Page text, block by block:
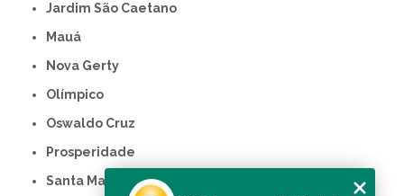
Jardim São Caetano
Mauá
Nova Gerty
Olímpico
Oswaldo Cruz
Prosperidade
Santa Maria